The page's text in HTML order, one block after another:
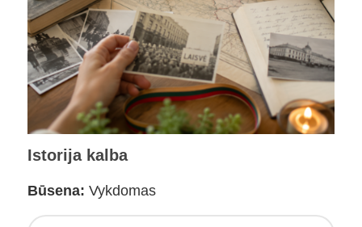
Istorija kalba
Būsena: Vykdomas